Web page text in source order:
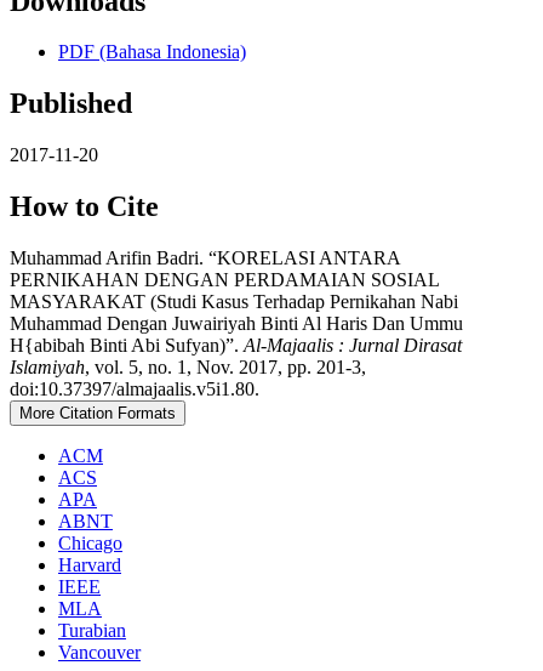
PDF (Bahasa Indonesia)
Published
2017-11-20
How to Cite
Muhammad Arifin Badri. “KORELASI ANTARA
PERNIKAHAN DENGAN PERDAMAIAN SOSIAL
MASYARAKAT (Studi Kasus Terhadap Pernikahan Nabi
Muhammad Dengan Juwairiyah Binti Al Haris Dan Ummu
H{abibah Binti Abi Sufyan)”. Al-Majaalis : Jurnal Dirasat
Islamiyah, vol. 5, no. 1, Nov. 2017, pp. 201-3,
doi:10.37397/almajaalis.v5i1.80.
More Citation Formats
ACM
ACS
APA
ABNT
Chicago
Harvard
IEEE
MLA
Turabian
Vancouver